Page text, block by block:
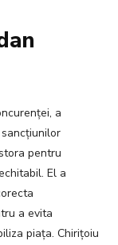
a
pentru
El a
a evita
piața. Chirițoiu